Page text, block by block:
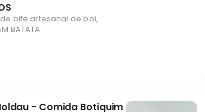
bife artesanal de boi,
** SEM BATATA
- Comida Botiquim